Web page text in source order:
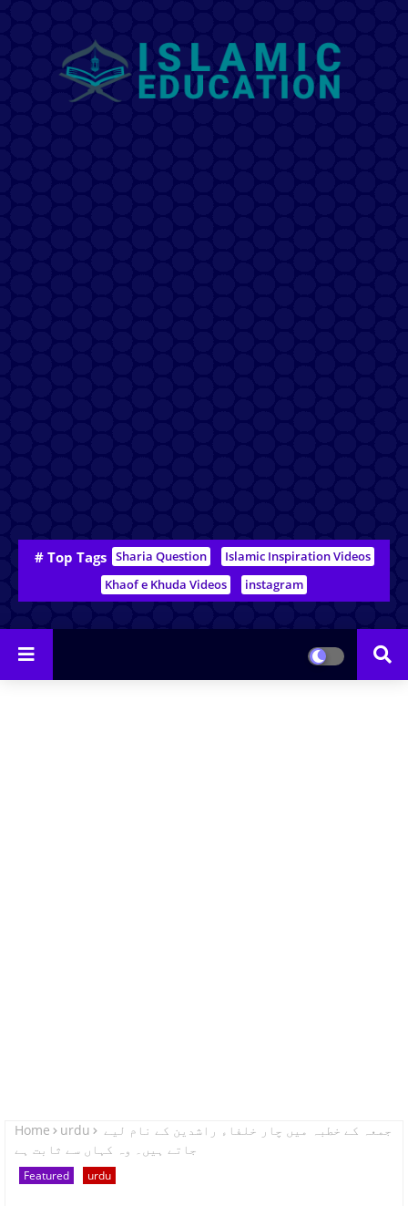
# Top Tags Sharia Question
Islamic Inspiration Videos
Khaof e Khuda Videos
instagram
Home urdu
جاتے ہیں۔ وہ کہاں سے ثابت ہے
Featured urdu